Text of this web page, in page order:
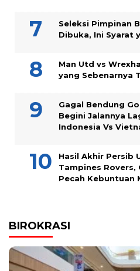
Seleksi Pimpinan
Dibuka, Ini Syarat
Man Utd vs
yang Sebenarnya
Gagal Bendung
Begini Jalannya
Indonesia Vs
Hasil Akhir Persib
Tampines Rovers,
Pecah Kebuntuan
BIROKRASI